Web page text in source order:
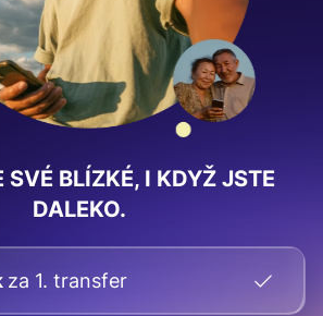
SVÉ BLÍZKÉ, I KDYŽ JSTE
DALEKO.
za 1. transfer